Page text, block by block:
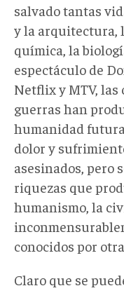
salvado tantas
y la arquitectura,
química, la
espectáculo de
Netflix y MTV, las
guerras han
humanidad
dolor y
asesinados, pero
riquezas que
humanismo, la
conocidos por
Claro que se